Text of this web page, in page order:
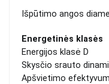
Išpūtimo angos
Energetinės klasės
Energijos klasė D
Skysčio srauto
Apšvietimo